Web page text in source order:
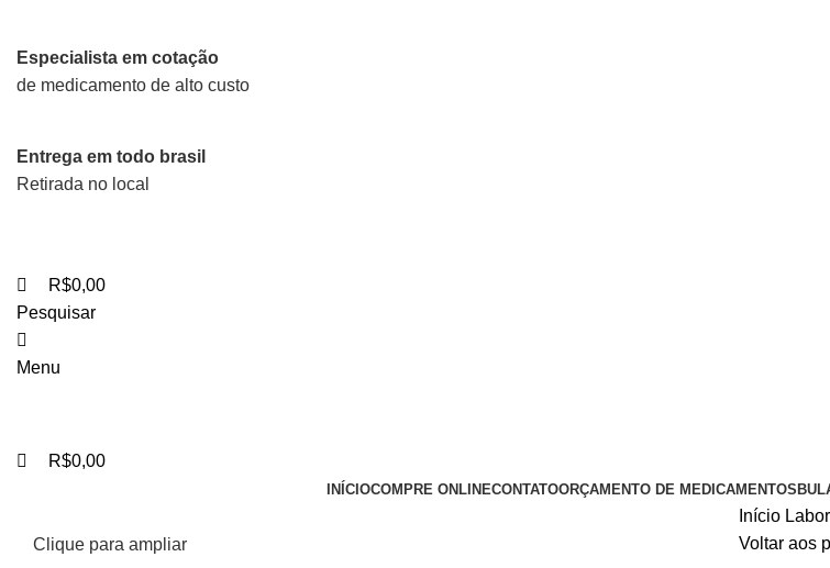
Especialista em cotação
de medicamento de alto custo
Entrega em todo brasil
Retirada no local
R$0,00
Pesquisar
Menu
R$0,00
INÍCIOCOMPRE ONLINECONTATOORÇAMENTO DE MEDICAMENTOS
Clique para ampliar
Início
Voltar aos